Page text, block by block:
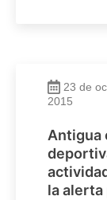
23 de
2015
Antigua
la